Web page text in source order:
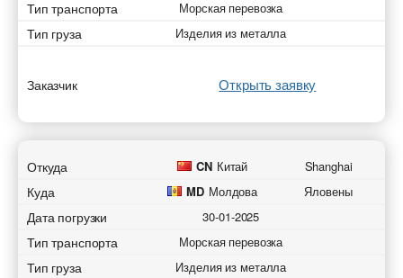
* - обязательное поле
* - обязательное поле
Тип транспорта Морская перевозка
Тип груза Изделия из металла
Заказчик Открыть заявку
Откуда CN Китай Shanghai
Куда MD Молдова Яловены
Дата погрузки 30-01-2025
Тип транспорта Морская перевозка
Тип груза Изделия из металла
Отправить
Отправить